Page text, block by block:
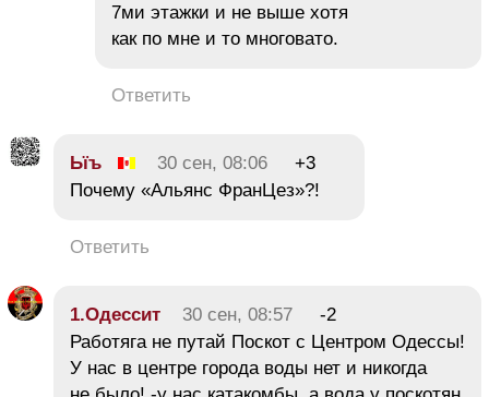
7ми этажки и не выше хотя
как по мне и то многовато.
Ответить
Ьїъ 30 сен, 08:06
+3
Почему «Альянс ФранЦез»?!
Ответить
1.Одессит 30 сен, 08:57
-2
Работяга не путай Поскот с Центром Одессы!
У нас в центре города воды нет и никогда